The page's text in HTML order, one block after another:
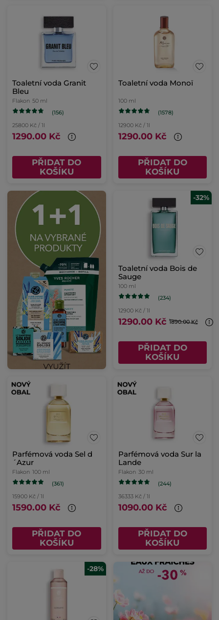
Toaletní voda Granit
Bleu
Flakon 50 ml
(156)
25800 Kč / 1l
1290.00 Kč
PŘIDAT DO
KOŠÍKU
Toaletní voda Monoï
100 ml
(1578)
12900 Kč / 1l
1290.00 Kč
PŘIDAT DO
KOŠÍKU
-32%
Toaletní voda Bois de
Sauge
100 ml
(234)
12900 Kč / 1l
1290.00 Kč 1890.00 Kč
PŘIDAT DO
KOŠÍKU
Parfémová voda Sel d
´Azur
Flakon 100 ml
(361)
15900 Kč / 1l
1590.00 Kč
PŘIDAT DO
KOŠÍKU
Parfémová voda Sur la
Lande
Flakon 30 ml
(244)
36333 Kč / 1l
1090.00 Kč
PŘIDAT DO
KOŠÍKU
-28%